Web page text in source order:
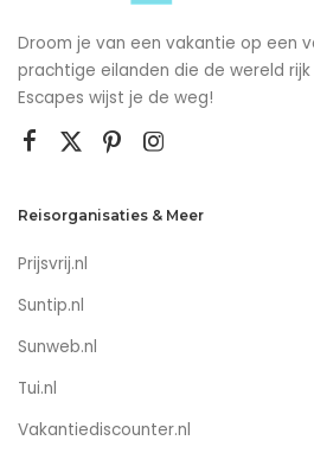
Droom je van een vakantie op een
prachtige eilanden die de wereld rijk
Escapes wijst je de weg!
Reisorganisaties & Meer
Prijsvrij.nl
Suntip.nl
Sunweb.nl
Tui.nl
Vakantiediscounter.nl